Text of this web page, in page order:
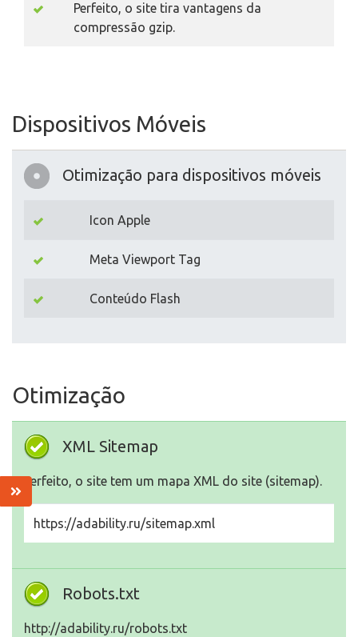
Perfeito, o site tira vantagens da
compressão gzip.
Dispositivos Móveis
Otimização para dispositivos móveis
Icon Apple
Meta Viewport Tag
Conteúdo Flash
Otimização
XML Sitemap
Perfeito, o site tem um mapa XML do site (sitemap).
https://adability.ru/sitemap.xml
Robots.txt
http://adability.ru/robots.txt